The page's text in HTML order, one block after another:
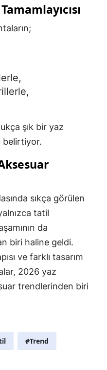
şık bir yaz
belirtiyor.
sıkça görülen
tatil
da
biri haline geldi.
ve farklı tasarım
2026 yaz
trendlerinden biri
#Trend